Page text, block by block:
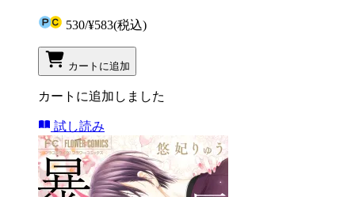
530/¥583(税込)
カートに追加
カートに追加しました
試し読み